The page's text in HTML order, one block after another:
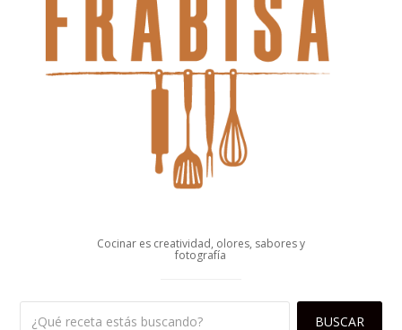
Cocinar es creatividad, olores, sabores y
fotografía